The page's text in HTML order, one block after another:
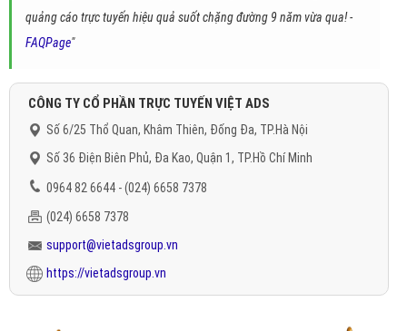
quảng cáo trực tuyến hiệu quả suốt chặng đường 9 năm vừa qua! -
FAQPage"
CÔNG TY CỔ PHẦN TRỰC TUYẾN VIỆT ADS
Số 6/25 Thổ Quan, Khâm Thiên, Đống Đa, TP.Hà Nội
Số 36 Điện Biên Phủ, Đa Kao, Quận 1, TP.Hồ Chí Minh
0964 82 6644 - (024) 6658 7378
(024) 6658 7378
support@vietadsgroup.vn
https://vietadsgroup.vn